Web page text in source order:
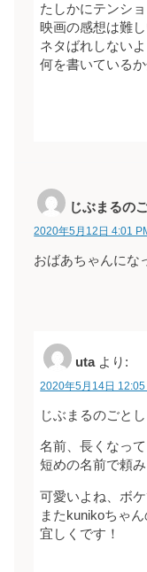
たしかにテンシ
映画の感想は難
ネタばれしない
何を書いている
じぶまるの
2020年5月12日 4:01
おばあちゃんにな
uta より:
2020年5月14日 12:05
じぶまるのごと
名前、長くなっ
短めの名前で頼み
可愛いよね、ボ
またkunikoちゃ
宜しくです！